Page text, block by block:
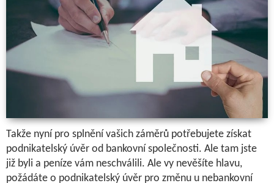
Takže nyní pro splnění vašich záměrů potřebujete získat
podnikatelský úvěr od bankovní společnosti. Ale tam jste
již byli a peníze vám neschválili. Ale vy nevěšíte hlavu,
požádáte o podnikatelský úvěr pro změnu u nebankovní